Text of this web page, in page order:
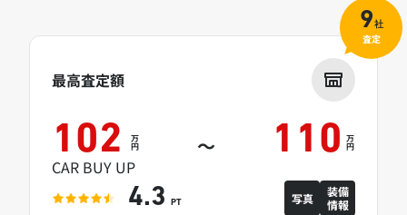
最高査定額
102 万
円 ～ 110 万
円
CAR BUY UP
4.3 PT 写真
装備
情報
9社
査定